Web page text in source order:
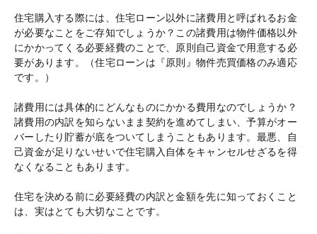
住宅購入する際には、住宅ローン以外に諸費用と呼ばれるお金
が必要なことをご存知でしょうか？この諸費用は物件価格以外
にかかってくる必要経費のことで、原則自己資金で用意する必
要があります。（住宅ローンは『原則』物件売買価格のみ適応
です。）
諸費用には具体的にどんなものにかかる費用なのでしょうか？
諸費用の内訳を知らないまま契約を進めてしまい、予算がオー
バーしたり貯蓄が底をついてしまうこともあります。最悪、自
己資金が足りないせいで住宅購入自体をキャンセルせざるを得
なくなることもあります。
住宅を決める前に必要経費の内訳と金額を先に知っておくこと
は、実はとても大切なことです。